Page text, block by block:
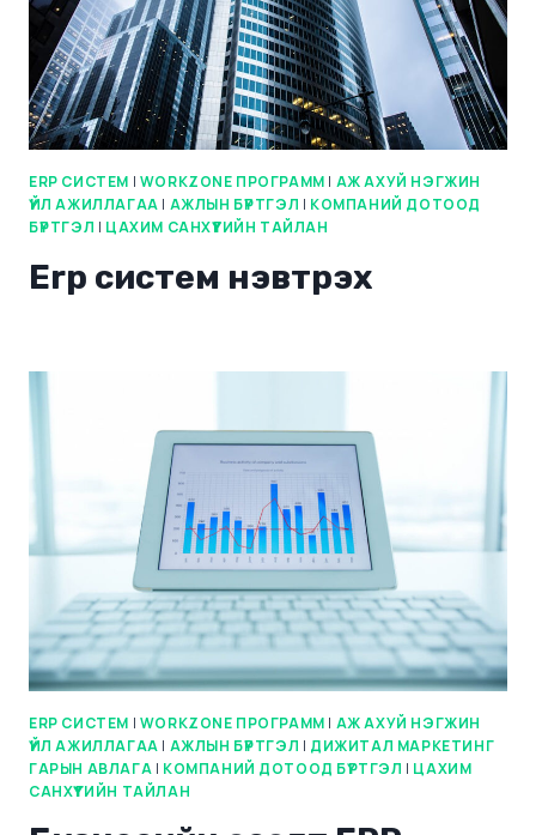
ERP СИСТЕМ | WORKZONE ПРОГРАММ | АЖ АХУЙ НЭГЖИН
ҮЙЛ АЖИЛЛАГАА | АЖЛЫН БҮРТГЭЛ | КОМПАНИЙ ДОТООД
БҮРТГЭЛ | ЦАХИМ САНХҮҮГИЙН ТАЙЛАН
Erp систем нэвтрэх
ERP СИСТЕМ | WORKZONE ПРОГРАММ | АЖ АХУЙ НЭГЖИН
ҮЙЛ АЖИЛЛАГАА | АЖЛЫН БҮРТГЭЛ | ДИЖИТАЛ МАРКЕТИНГ
ГАРЫН АВЛАГА | КОМПАНИЙ ДОТООД БҮРТГЭЛ | ЦАХИМ
САНХҮҮГИЙН ТАЙЛАН